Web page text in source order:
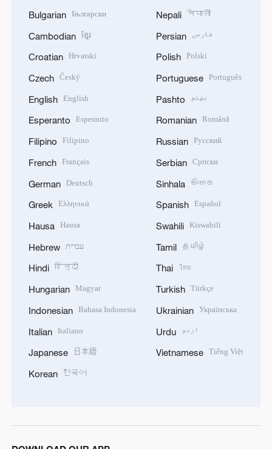
Bulgarian Български
Cambodian ខ្មែរ
Croatian Hrvatski
Czech Český
English English
Esperanto Esperanto
Filipino Filipino
French Français
German Deutsch
Greek Ελληνικά
Hausa Hausa
Hebrew עברית
Hindi हिन्दी
Hungarian Magyar
Indonesian Bahasa Indonesia
Italian Italiano
Japanese 日本語
Korean 한국어
Nepali नेपाली
Persian فارسی
Polish Polski
Portuguese Português
Pashto پښتو
Romanian Română
Russian Русский
Serbian Српски
Sinhala සිංහල
Spanish Español
Swahili Kiswahili
Tamil தமிழ்
Thai ไทย
Turkish Türkçe
Ukrainian Українська
Urdu اردو
Vietnamese Tiếng Việt